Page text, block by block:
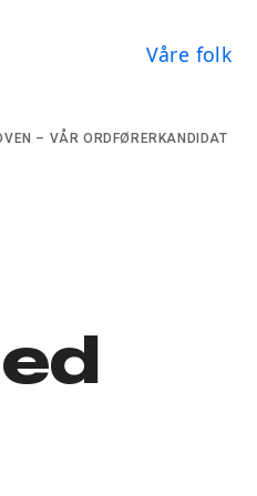
Våre folk
– VÅR ORDFØRERKANDIDAT